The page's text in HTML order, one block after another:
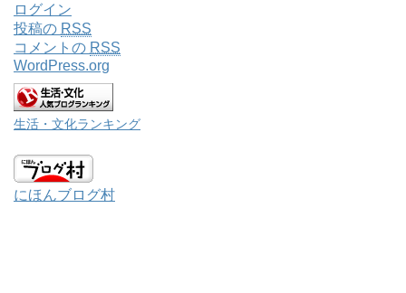
ログイン
投稿の RSS
コメントの RSS
WordPress.org
生活・文化ランキング
にほんブログ村